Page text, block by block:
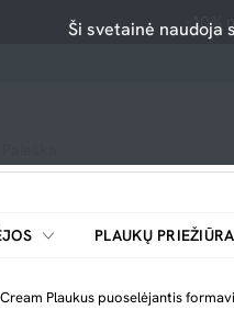
-
PLAUKŲ PRIEŽIŪRA
Plaukus puoselėjantis
Ši svetainė naudoja